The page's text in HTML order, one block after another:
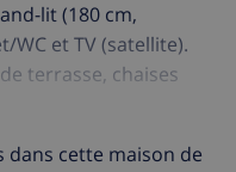
lit (180 cm,
WC et TV (satellite).
terrasse, chaises
fer à repasser,
enfant, lit bébé,
WIFI, gratuit).
dans cette maison de